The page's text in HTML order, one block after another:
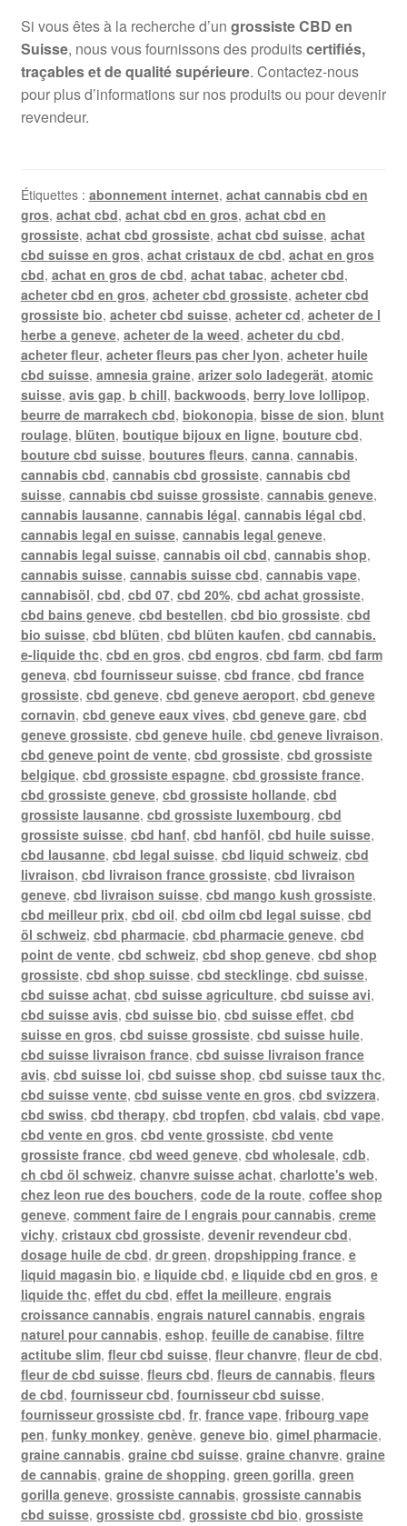
Si vous êtes à la recherche d’un grossiste CBD en
Suisse, nous vous fournissons des produitscertifiés,
traçables et de qualité supérieure. Contactez-nous
pour plus d’informations sur nos produits ou pour devenir
revendeur.
Étiquettes : abonnement internet, achat cannabis cbd en
gros, achat cbd, achat cbd en gros, achat cbd en
grossiste, achat cbd grossiste, achat cbd suisse, achat
cbd suisse en gros, achat cristaux de cbd, achat en gros
cbd, achat en gros de cbd, achat tabac, acheter cbd,
acheter cbd en gros, acheter cbd grossiste, acheter cbd
grossiste bio, acheter cbd suisse, acheter cd, acheter de l
herbe a geneve, acheter de la weed, acheter du cbd,
acheter fleur, acheter fleurs pas cher lyon, acheter huile
cbd suisse, amnesia graine, arizer solo ladegerät, atomic
suisse, avis gap, b chill, backwoods, berry love lollipop,
beurre de marrakech cbd, biokonopia, bisse de sion, blunt
roulage, blüten, boutique bijoux en ligne, bouture cbd,
bouture cbd suisse, boutures fleurs, canna, cannabis,
cannabis cbd, cannabis cbd grossiste, cannabis cbd
suisse, cannabis cbd suisse grossiste, cannabis geneve,
cannabis lausanne, cannabis légal, cannabis légal cbd,
cannabis legal en suisse, cannabis legal geneve,
cannabis legal suisse, cannabis oil cbd, cannabis shop,
cannabis suisse, cannabis suisse cbd, cannabis vape,
cannabisöl, cbd, cbd 07, cbd 20%, cbd achat grossiste,
cbd bains geneve, cbd bestellen, cbd bio grossiste, cbd
bio suisse, cbd blüten, cbd blüten kaufen, cbd cannabis.
e-liquide thc, cbd en gros, cbd engros, cbd farm, cbd farm
geneva, cbd fournisseur suisse, cbd france, cbd france
grossiste, cbd geneve, cbd geneve aeroport, cbd geneve
cornavin, cbd geneve eaux vives, cbd geneve gare, cbd
geneve grossiste, cbd geneve huile, cbd geneve livraison,
cbd geneve point de vente, cbd grossiste, cbd grossiste
belgique, cbd grossiste espagne, cbd grossiste france,
cbd grossiste geneve, cbd grossiste hollande, cbd
grossiste lausanne, cbd grossiste luxembourg, cbd
grossiste suisse, cbd hanf, cbd hanföl, cbd huile suisse,
cbd lausanne, cbd legal suisse, cbd liquid schweiz, cbd
livraison, cbd livraison france grossiste, cbd livraison
geneve, cbd livraison suisse, cbd mango kush grossiste,
cbd meilleur prix, cbd oil, cbd oilm cbd legal suisse, cbd
öl schweiz, cbd pharmacie, cbd pharmacie geneve, cbd
point de vente, cbd schweiz, cbd shop geneve, cbd shop
grossiste, cbd shop suisse, cbd stecklinge, cbd suisse,
cbd suisse achat, cbd suisse agriculture, cbd suisse avi,
cbd suisse avis, cbd suisse bio, cbd suisse effet, cbd
suisse en gros, cbd suisse grossiste, cbd suisse huile,
cbd suisse livraison france, cbd suisse livraison france
avis, cbd suisse loi, cbd suisse shop, cbd suisse taux thc,
cbd suisse vente, cbd suisse vente en gros, cbd svizzera,
cbd swiss, cbd therapy, cbd tropfen, cbd valais, cbd vape,
cbd vente en gros, cbd vente grossiste, cbd vente
grossiste france, cbd weed geneve, cbd wholesale, cdb,
ch cbd öl schweiz, chanvre suisse achat, charlotte's web,
chez leon rue des bouchers, code de la route, coffee shop
geneve, comment faire de l engrais pour cannabis, creme
vichy, cristaux cbd grossiste, devenir revendeur cbd,
dosage huile de cbd, dr green, dropshipping france, e
liquid magasin bio, e liquide cbd, e liquide cbd en gros, e
liquide thc, effet du cbd, effet la meilleure, engrais
croissance cannabis, engrais naturel cannabis, engrais
naturel pour cannabis, eshop, feuille de canabise, filtre
actitube slim, fleur cbd suisse, fleur chanvre, fleur de cbd,
fleur de cbd suisse, fleurs cbd, fleurs de cannabis, fleurs
de cbd, fournisseur cbd, fournisseur cbd suisse,
fournisseur grossiste cbd, fr, france vape, fribourg vape
pen, funky monkey, genève, geneve bio, gimel pharmacie,
graine cannabis, graine cbd suisse, graine chanvre, graine
de cannabis, graine de shopping, green gorilla, green
gorilla geneve, grossiste cannabis, grossiste cannabis
cbd suisse, grossiste cbd, grossiste cbd bio, grossiste